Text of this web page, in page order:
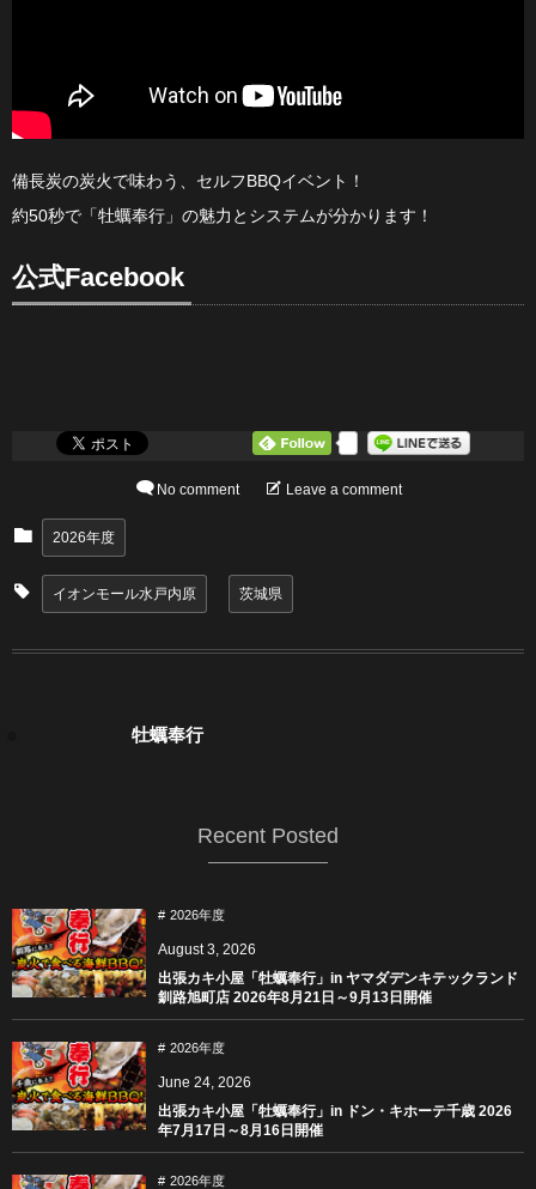
備長炭の炭火で味わう、セルフBBQイベント！
約50秒で「牡蠣奉行」の魅力とシステムが分かります！
公式Facebook
No comment Leave a comment
2026年度
イオンモール水戸内原 茨城県
牡蠣奉行
Recent Posted
2026年度
August 3, 2026
出張カキ小屋「牡蠣奉行」in ヤマダデンキテックランド
釧路旭町店 2026年8月21日～9月13日開催
2026年度
June 24, 2026
出張カキ小屋「牡蠣奉行」in ドン・キホーテ千歳 2026
年7月17日～8月16日開催
2026年度